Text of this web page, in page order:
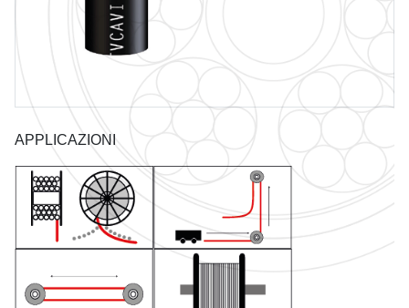
GUIDA ALL'USO DEI CAVI
APPLICAZIONI